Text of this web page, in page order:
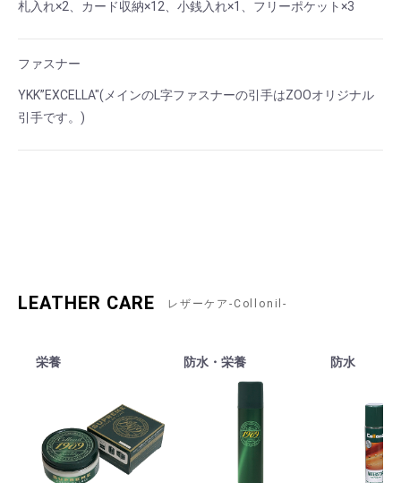
札入れ×2、カード収納×12、小銭入れ×1、フリーポケット×3
ファスナー
YKK”EXCELLA"(メインのL字ファスナーの引手はZOOオリジナル
引手です。)
LEATHER CARE レザーケア-Collonil-
栄養 防水・栄養 防水